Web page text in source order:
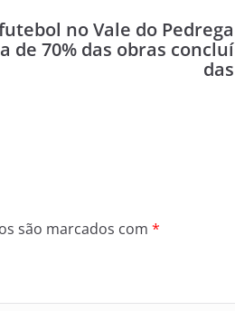
no Vale do Pedrega
de 70% das obras concluí
das
são marcados com *